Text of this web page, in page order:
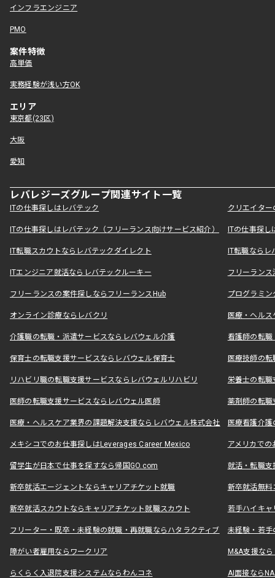
インフラエンジニア
PMO
案件特徴
高単価
実務経験が浅い方OK
エリア
東京都(23区)
大阪
愛知
レバレジーズグループ関連サイト一覧
ITの仕事探しはレバテック クリエイタ
ITの仕事探しはレバテック（フリーランス向けサービス紹介） ITの仕事探
IT転職スカウトならレバテックダイレクト IT転職なら
ITエンジニア就活ならレバテックルーキー フリーラン
フリーランスの案件探しならフリーランスHub プログラミ
オンライン診療ならレバクリ 医療・ヘル
介護職の転職・派遣サービスならレバウェル介護 看護師の転
保育士の転職支援サービスならレバウェル保育士 医療技師の
リハビリ職の転職支援サービスならレバウェルリハビリ 栄養士の転
医師の転職支援サービスならレバウェル医師 薬剤師の転
医療・ヘルスケア業界の課題解決支援ならレバウェル株式会社 医療看護介
メキシコでのお仕事探しはLeverages Career Mexico アメリカで
留学生が日本で仕事を探すなら帰国GO.com 就活・転職
新卒就活エージェントならキャリアチケット就職 新卒就活無料
新卒就活スカウトならキャリアチケット就職スカウト 若手ハイキ
フリーター・既卒・未経験の就職・再就職ならハタラクティブ 未経験・若手
障がい者雇用ならワークリア M&A支援な
らくらく入退院支援システムならわんコネ AI面接なら